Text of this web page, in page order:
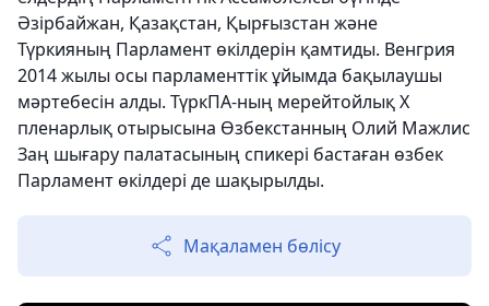
Әзірбайжан, Қазақстан, Қырғызстан және
Түркияның Парламент өкілдерін қамтиды. Венгрия
2014 жылы осы парламенттік ұйымда бақылаушы
мәртебесін алды. ТүркПА-ның мерейтойлық Х
пленарлық отырысына Өзбекстанның Олий Мажлис
Заң шығару палатасының спикері бастаған өзбек
Парламент өкілдері де шақырылды.
Мақаламен бөлісу